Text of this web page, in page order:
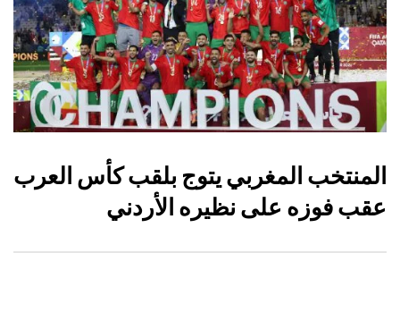
المنتخب المغربي يتوج بلقب كأس العرب
عقب فوزه على نظيره الأردني